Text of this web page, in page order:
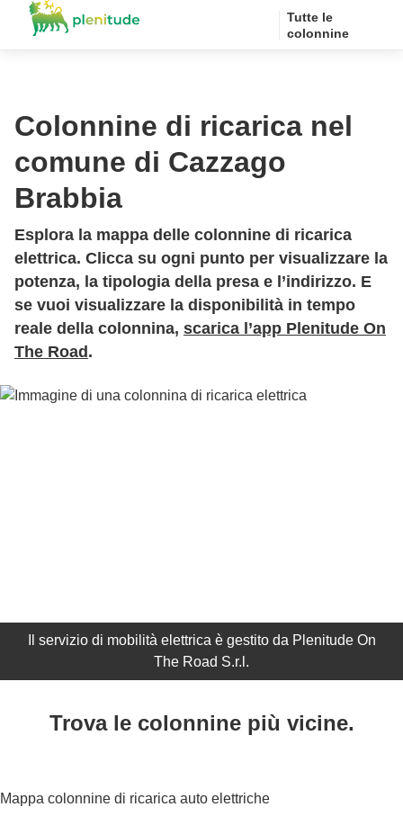
Tutte le
colonnine
Colonnine di ricarica nel
comune di Cazzago
Brabbia
Esplora la mappa delle colonnine di ricarica
elettrica. Clicca su ogni punto per visualizzare la
potenza, la tipologia della presa e l’indirizzo. E
se vuoi visualizzare la disponibilità in tempo
reale della colonnina, scarica l’app Plenitude On
The Road .
Il servizio di mobilità elettrica è gestito da Plenitude On
The Road S.r.l.
Trova le colonnine più vicine.
Mappa colonnine di ricarica auto elettriche